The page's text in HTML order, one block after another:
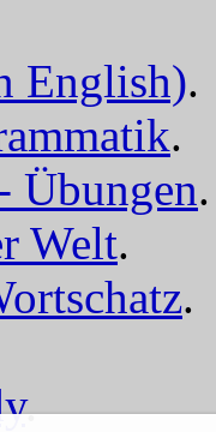
English).
.
Übungen.
Welt.
.
.